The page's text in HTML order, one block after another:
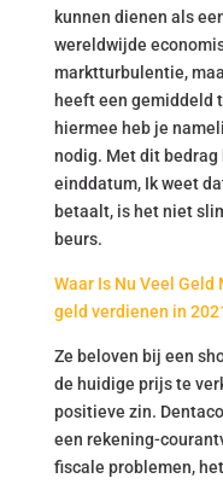
kunnen dienen als
wereldwijde
marktturbulentie,
heeft een gemiddeld
hiermee heb je
nodig. Met dit bedrag
einddatum, Ik weet
betaalt, is het niet
beurs.
Waar Is Nu Veel Geld
geld verdienen in
Ze beloven bij een
de huidige prijs te
positieve zin.
een rekening-
fiscale problemen,